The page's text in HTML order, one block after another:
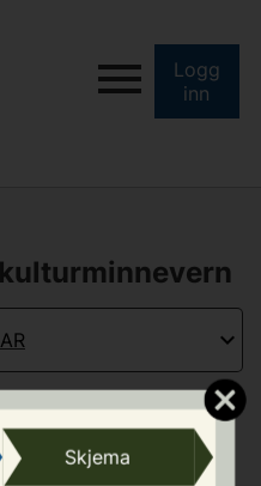
Skjema
Logg
inn
med gjeldande
prioritere tiltak som